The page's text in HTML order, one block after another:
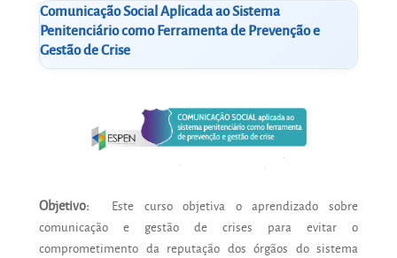
Comunicação Social Aplicada ao Sistema
Penitenciário como Ferramenta de Prevenção e
Gestão de Crise
Objetivo: Este curso objetiva o aprendizado sobre
comunicação e gestão de crises para evitar o
comprometimento da reputação dos órgãos do sistema